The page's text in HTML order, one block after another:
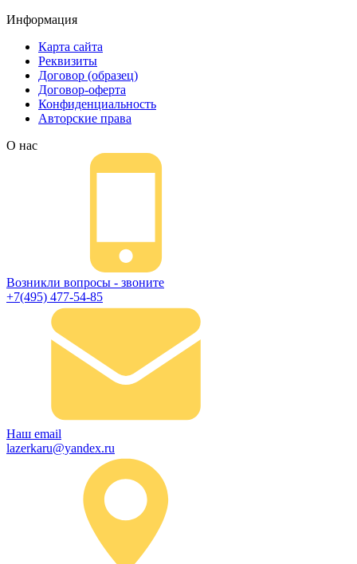
Информация
Карта сайта
Реквизиты
Договор (образец)
Договор-оферта
Конфиденциальность
Авторские права
О нас
Возникли вопросы - звоните
+7(495) 477-54-85
Наш email
lazerkaru@yandex.ru